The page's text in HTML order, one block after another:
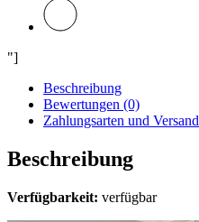
"]
Beschreibung
Bewertungen (0)
Zahlungsarten und Versand
Beschreibung
Verfügbarkeit: verfügbar